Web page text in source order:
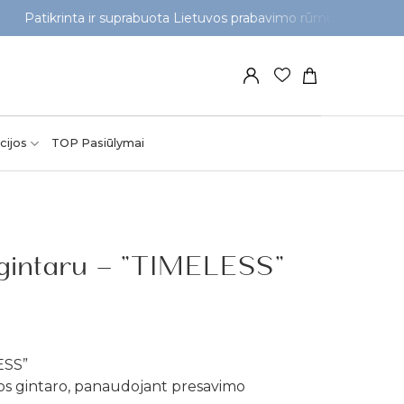
ir suprabuota Lietuvos prabavimo rūmuose
TOP Pasiūlymai
– ”TIMELESS”
gintaro, panaudojant presavimo